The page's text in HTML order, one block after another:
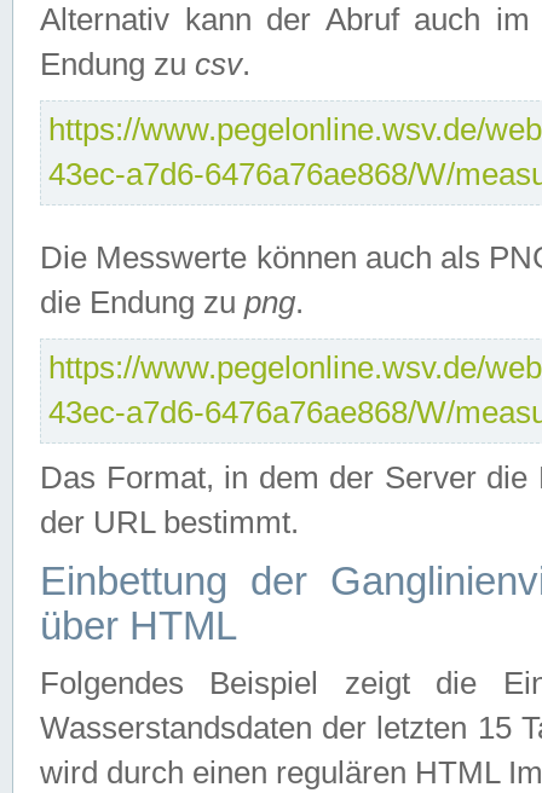
Alternativ kann der Abruf auch
Endung zu csv.
https://www.pegelonline.wsv.de/
43ec-a7d6-6476a76ae868/W/
Die Messwerte können auch als
die Endung zu png.
https://www.pegelonline.wsv.de/
43ec-a7d6-6476a76ae868/W/
Das Format, in dem der Server
der URL bestimmt.
Einbettung der
über HTML
Folgendes Beispiel zeigt die
Wasserstandsdaten der letzten 15
wird durch einen regulären HTML